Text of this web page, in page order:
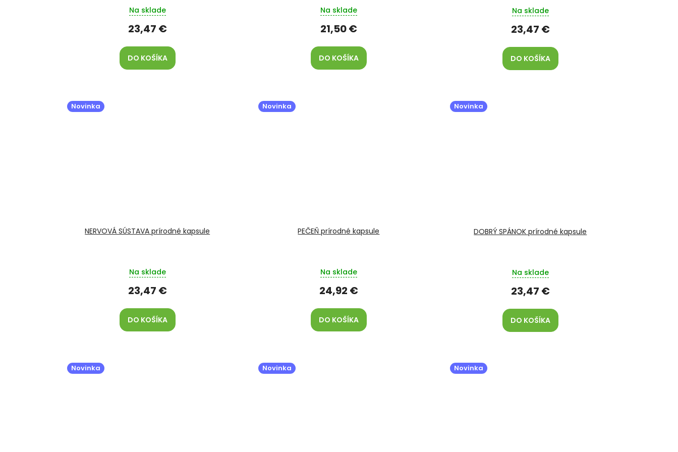
Na sklade
23,47 €
DO KOŠÍKA
Na sklade
21,50 €
DO KOŠÍKA
Na sklade
23,47 €
DO KOŠÍKA
Novinka
NERVOVÁ SÚSTAVA prírodné kapsule
Na sklade
23,47 €
DO KOŠÍKA
Novinka
PEČEŇ prírodné kapsule
Na sklade
24,92 €
DO KOŠÍKA
Novinka
DOBRÝ SPÁNOK prírodné kapsule
Na sklade
23,47 €
DO KOŠÍKA
Novinka Novinka Novinka